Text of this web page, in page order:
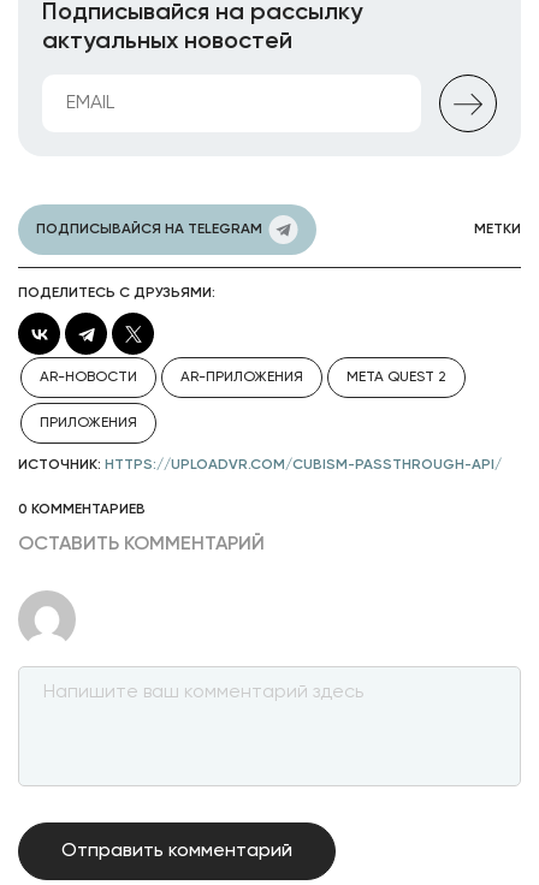
Подписывайся на рассылку
актуальных новостей
ПОДПИСЫВАЙСЯ НА TELEGRAM МЕТКИ
ПОДЕЛИТЕСЬ С ДРУЗЬЯМИ:
AR-НОВОСТИ AR-ПРИЛОЖЕНИЯ META QUEST 2
ПРИЛОЖЕНИЯ
ИСТОЧНИК: HTTPS://UPLOADVR.COM/CUBISM-PASSTHROUGH-API/
0 КОММЕНТАРИЕВ
ОСТАВИТЬ КОММЕНТАРИЙ